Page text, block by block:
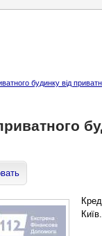
будинку від